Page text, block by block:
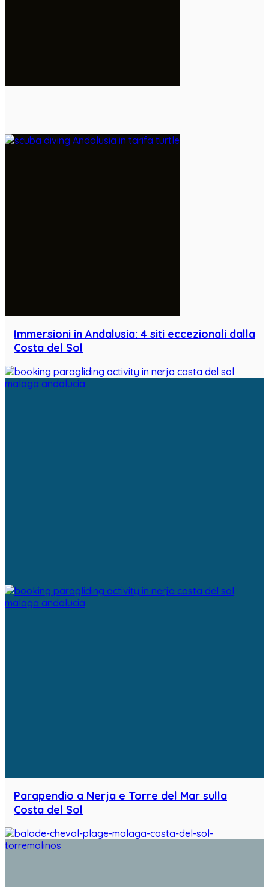
Immersioni in Andalusia: 4 siti eccezionali dalla
Costa del Sol
Parapendio a Nerja e Torre del Mar sulla
Costa del Sol